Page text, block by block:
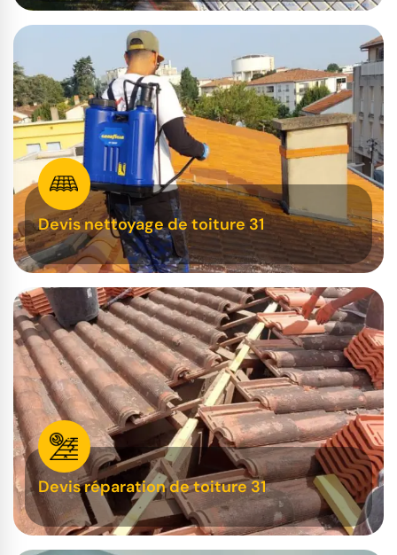
Devis nettoyage de toiture 31
Devis réparation de toiture 31